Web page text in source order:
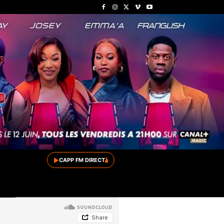
▶CAPP FM DIRECT